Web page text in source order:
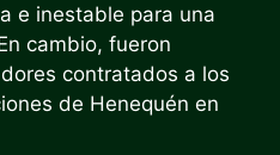
e inestable para una
cambio, fueron
contratados a los
de Henequén en